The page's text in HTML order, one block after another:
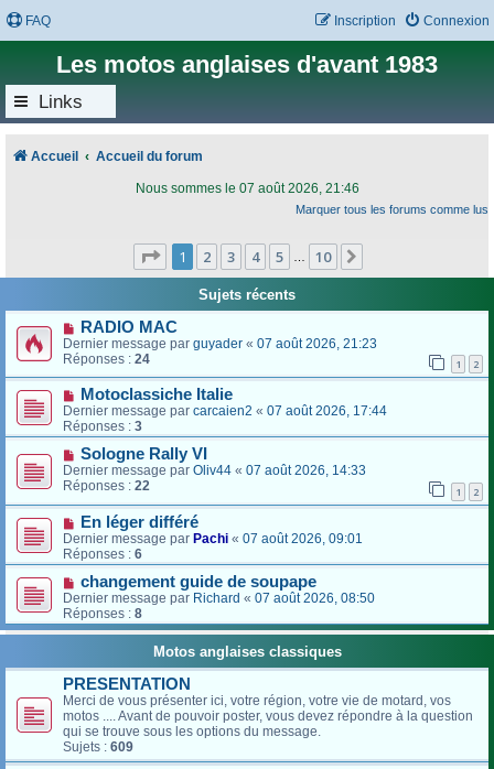
FAQ Connexion
Inscription
Les motos anglaises d'avant 1983
Links
Accueil Accueil du forum
Nous sommes le 07 août 2026, 21:46
Marquer tous les forums comme lus
Page 1sur
1 2 3 4 5 10
Sujets récents
RADIO MAC
Dernier message par guyader « 07 août 2026, 21:23
Réponses : 24 1 2
Motoclassiche Italie
Dernier message par carcaien2 « 07 août 2026, 17:44
Réponses : 3
Sologne Rally VI
Dernier message par Oliv44 « 07 août 2026, 14:33
Réponses : 22 1 2
En léger différé
Dernier message par Pachi « 07 août 2026, 09:01
Réponses : 6
changement guide de soupape
Dernier message par Richard « 07 août 2026, 08:50
Réponses : 8
Motos anglaises classiques
PRESENTATION
Merci de vous présenter ici, votre région, votre vie de motard, vos
motos .... Avant de pouvoir poster, vous devez répondre à la question
qui se trouve sous les options du message.
Sujets : 609